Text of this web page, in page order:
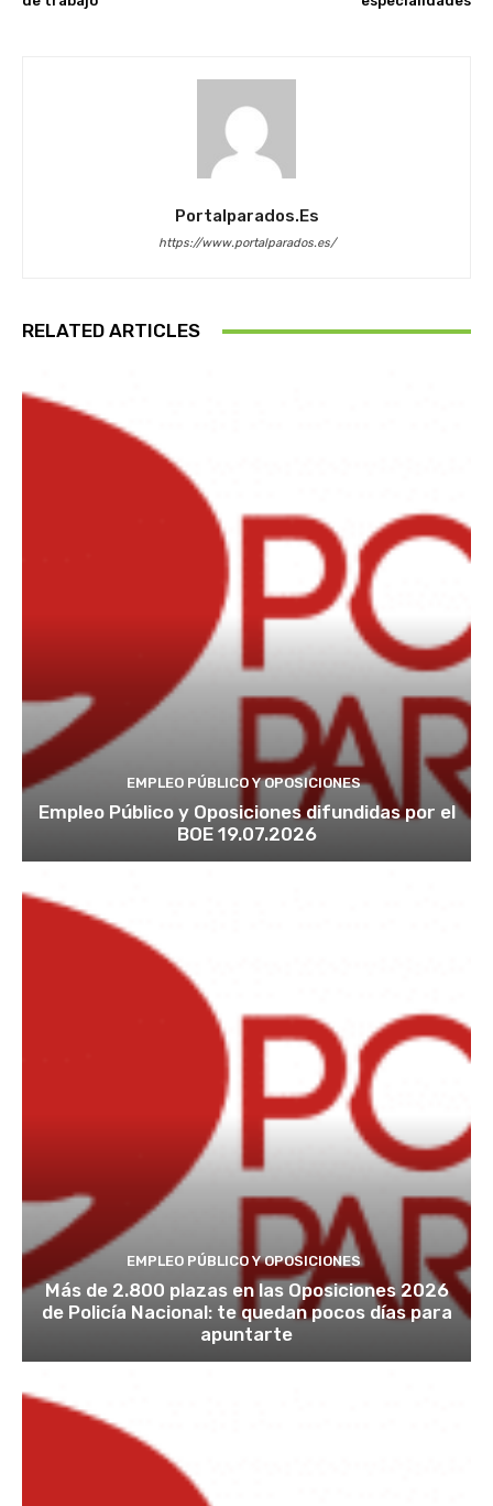
Portalparados.es
https://www.portalparados.es/
RELATED ARTICLES
EMPLEO PÚBLICO Y OPOSICIONES
Empleo Público y Oposiciones difundidas por el
BOE 19.07.2026
EMPLEO PÚBLICO Y OPOSICIONES
Más de 2.800 plazas en las Oposiciones 2026
de Policía Nacional: te quedan pocos días para
apuntarte